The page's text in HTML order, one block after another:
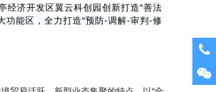
经济开发区翼云科创园创新打造“善法
功能区，全力打造“预防-调解-审判-修